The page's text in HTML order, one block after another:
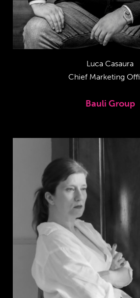
Luca Casaura
Chief Marketing
Bauli Group